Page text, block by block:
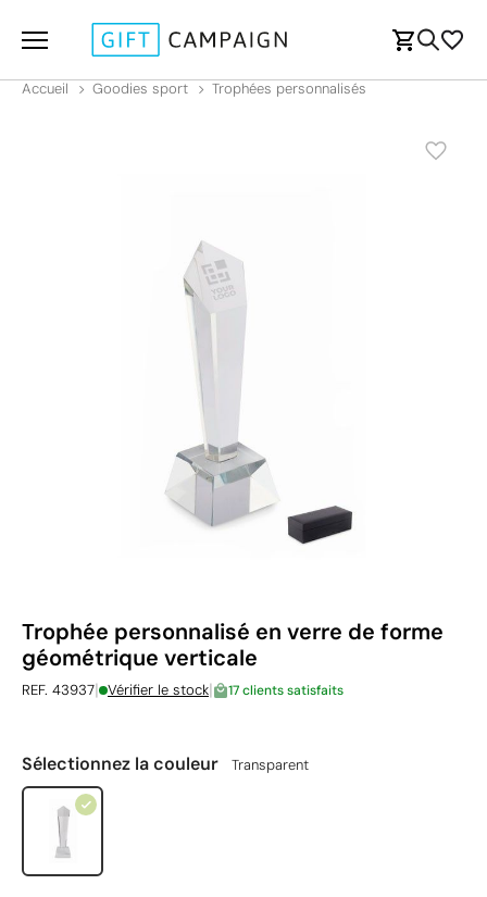
Accueil Goodies sport Trophées personnalisés
Trophée personnalisé en verre de forme
géométrique verticale
REF. 43937| Vérifier le stock| 17 clients satisfaits
Sélectionnez la couleur Transparent